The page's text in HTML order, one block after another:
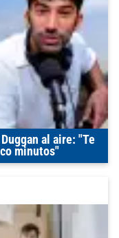
al aire: "Te
minutos"